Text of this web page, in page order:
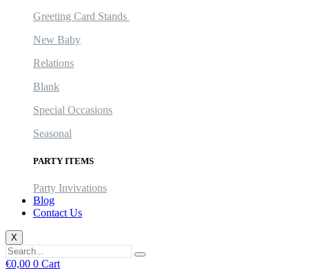
Greeting Card Stands
New Baby
Relations
Blank
Special Occasions
Seasonal
PARTY ITEMS
Party Invivations
Blog
Contact Us
X
€0,00 0 Cart